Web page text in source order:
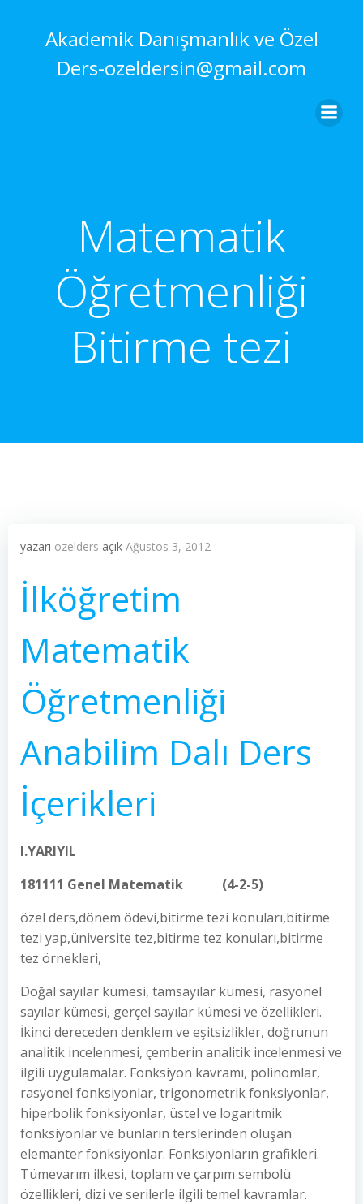
Akademik Danışmanlık ve Özel
Ders-ozeldersin@gmail.com
Matematik
Öğretmenliği
Bitirme tezi
yazarı ozelders açık Ağustos 3, 2012
İlköğretim
Matematik
Öğretmenliği
Anabilim Dalı Ders
İçerikleri
I.YARIYIL
181111 Genel Matematik (4-2-5)
özel ders,dönem ödevi,bitirme tezi konuları,bitirme
tezi yap,üniversite tez,bitirme tez konuları,bitirme
tez örnekleri,
Doğal sayılar kümesi, tamsayılar kümesi, rasyonel
sayılar kümesi, gerçel sayılar kümesi ve özellikleri.
İkinci dereceden denklem ve eşitsizlikler, doğrunun
analitik incelenmesi, çemberin analitik incelenmesi ve
ilgili uygulamalar. Fonksiyon kavramı, polinomlar,
rasyonel fonksiyonlar, trigonometrik fonksiyonlar,
hiperbolik fonksiyonlar, üstel ve logaritmik
fonksiyonlar ve bunların terslerinden oluşan
elemanter fonksiyonlar. Fonksiyonların grafikleri.
Tümevarım ilkesi, toplam ve çarpım sembolü
özellikleri, dizi ve serilerle ilgili temel kavramlar.